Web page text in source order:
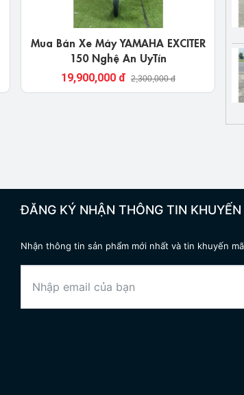
Mua Bán Xe Máy YAMAHA EXCITER
150 Nghệ An UyTín
19,900,000 đ 2,300,000 đ
ĐĂNG KÝ NHẬN THÔNG TIN
Nhận thông tin sản phẩm mới nhất và tin khuyến